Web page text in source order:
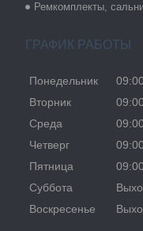
Ремкомплекты,
ГРАФИК РАБОТЫ
Понедельник 09:00
Вторник
09:00
Среда
09:00
Четверг
09:00
Пятница
09:00
Суббота
Воскресенье